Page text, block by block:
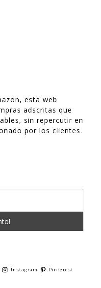
esta web
adscritas que
sin repercutir en
por los clientes.
Instagram
Pinterest